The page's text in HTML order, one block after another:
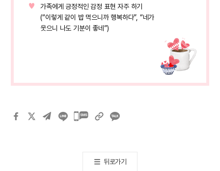
가족에게 긍정적인 감정 표현 자주 하기
(“이렇게 같이 밥 먹으니까 행복하다”, “네가
웃으니 나도 기분이 좋네”)
카카오톡
뒤로가기